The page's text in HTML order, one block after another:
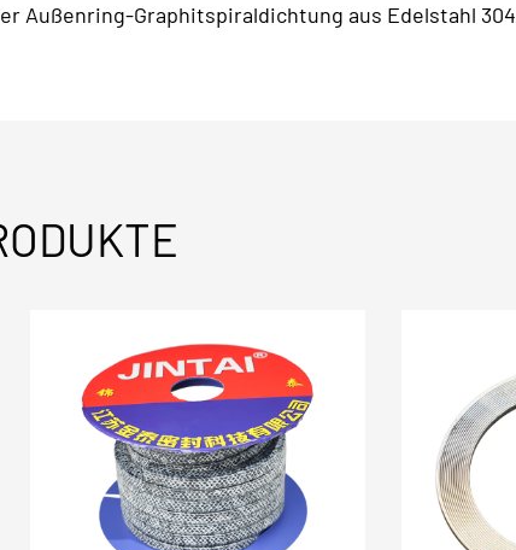
Außenring-Graphitspiraldichtung aus Edelstahl 304